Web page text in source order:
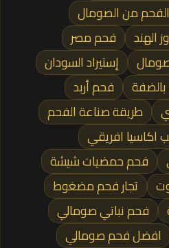
من الصومال
الهند
فحم مصر
إستيراد السودان
فحم أربد
طريقة صناعة الفحم
افريقي
فحم حمضيات شيشة
تجار فحم مضغوط
فحم نباتي صومالي
افضل فحم صومالي